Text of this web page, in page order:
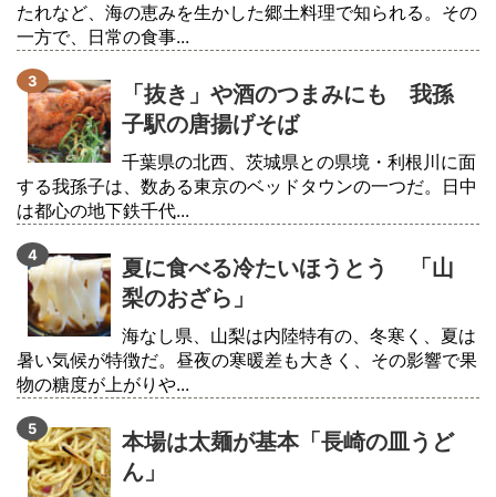
たれなど、海の恵みを生かした郷土料理で知られる。その
一方で、日常の食事...
「抜き」や酒のつまみにも 我孫
子駅の唐揚げそば
千葉県の北西、茨城県との県境・利根川に面
する我孫子は、数ある東京のベッドタウンの一つだ。日中
は都心の地下鉄千代...
夏に食べる冷たいほうとう 「山
梨のおざら」
海なし県、山梨は内陸特有の、冬寒く、夏は
暑い気候が特徴だ。昼夜の寒暖差も大きく、その影響で果
物の糖度が上がりや...
本場は太麺が基本「長崎の皿うど
ん」